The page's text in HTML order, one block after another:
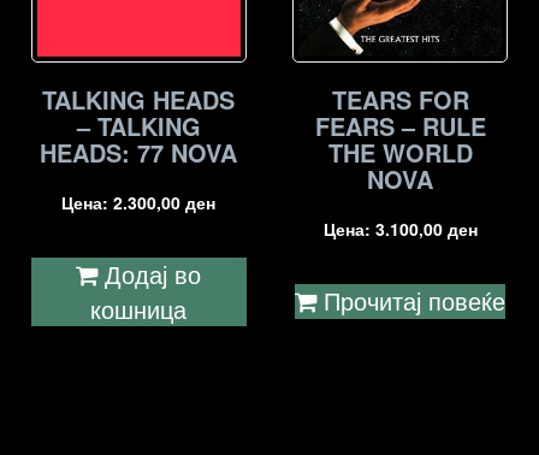
TALKING HEADS
– TALKING
HEADS: 77 NOVA
Цена:2.300,00ден
Додај во
кошница
TEARS FOR
FEARS – RULE
THE WORLD
NOVA
Цена: 3.100,00 ден
Прочитај повеќе